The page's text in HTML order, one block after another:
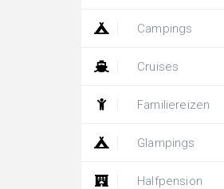
Campings
Cruises
Familiereizen
Glampings
Halfpension